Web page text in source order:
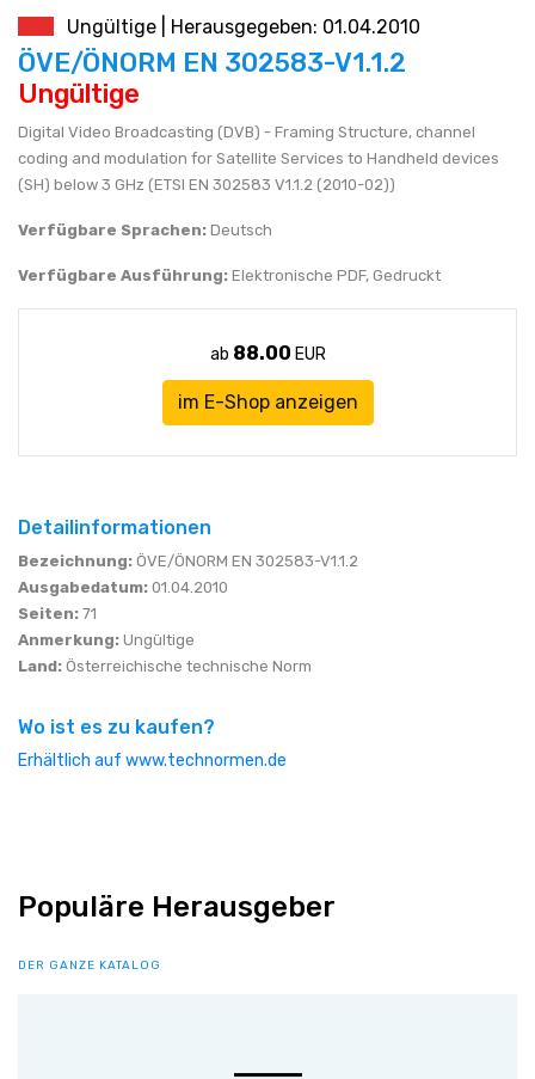
JEN (JPY)
RUBL (RUB)
DOLAR (USD)
eshop@technormen.de
Ungültige | Herausgegeben: 01.04.2010
ÖVE/ÖNORM EN 302583-V1.1.2
Ungültige
Digital Video Broadcasting (DVB) - Framing Structure, channel
coding and modulation for Satellite Services to Handheld devices
(SH) below 3 GHz (ETSI EN 302583 V1.1.2 (2010-02))
Verfügbare Sprachen: Deutsch
Verfügbare Ausführung: Elektronische PDF, Gedruckt
ab 88.00 EUR
im E-Shop anzeigen
Detailinformationen
Bezeichnung: ÖVE/ÖNORM EN 302583-V1.1.2
Ausgabedatum: 01.04.2010
Seiten: 71
Anmerkung: Ungültige
Land: Österreichische technische Norm
Wo ist es zu kaufen?
Erhältlich auf www.technormen.de
Populäre Herausgeber
DER GANZE KATALOG